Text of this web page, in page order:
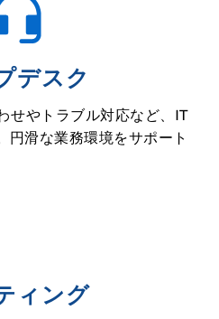
デスク
せやトラブル対応など、IT
円滑な業務環境をサポート
ィング